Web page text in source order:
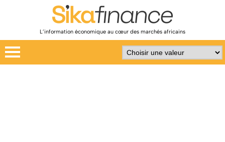
L’information économique au cœur des marchés africains